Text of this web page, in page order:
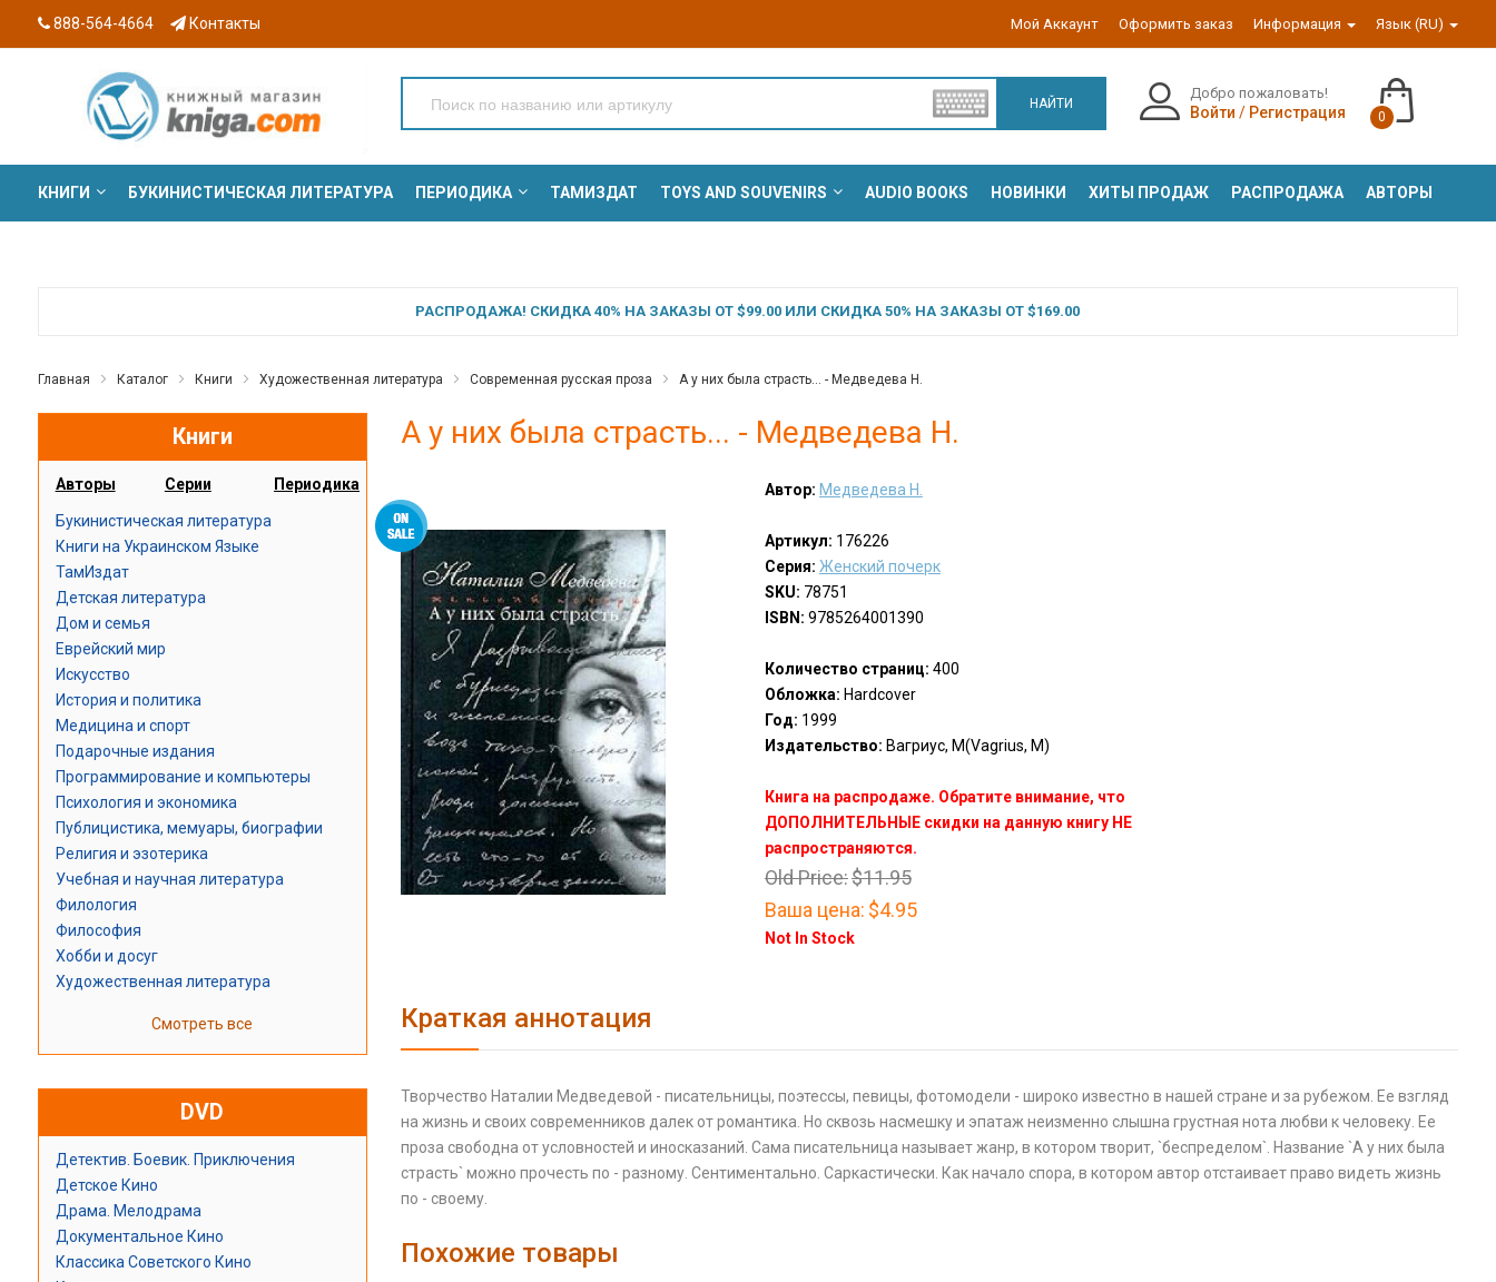
888-564-4664 Контакты Мой Аккаунт Оформить заказ Информация Язык (RU)
НАЙТИ
Добро пожаловать!
Войти / Регистрация 0
КНИГИ БУКИНИСТИЧЕСКАЯ ЛИТЕРАТУРА ПЕРИОДИКА ТАМИЗДАТ TOYS AND SOUVENIRS AUDIO BOOKS НОВИНКИ ХИТЫ ПРОДАЖ РАСПРОДАЖА АВТОРЫ
РАСПРОДАЖА! СКИДКА 40% НА ЗАКАЗЫ ОТ $99.00 ИЛИ СКИДКА 50% НА ЗАКАЗЫ ОТ $169.00
Главная Каталог Книги Художественная литература Современная русская проза А у них была страсть... - Медведева Н.
Книги
Авторы Серии Периодика
Букинистическая литература
Книги на Украинском Языке
ТамИздат
Детская литература
Дом и семья
Еврейский мир
Искусство
История и политика
Медицина и спорт
Подарочные издания
Программирование и компьютеры
Психология и экономика
Публицистика, мемуары, биографии
Религия и эзотерика
Учебная и научная литература
Филология
Философия
Хобби и досуг
Художественная литература
Смотреть все
DVD
Детектив. Боевик. Приключения
Детское Кино
Драма. Мелодрама
Документальное Кино
Классика Советского Кино
А у них была страсть... - Медведева Н.
Автор: Медведева Н.
Артикул: 176226
Серия: Женский почерк
SKU: 78751
ISBN: 9785264001390
Количество страниц: 400
Обложка: Hardcover
Год: 1999
Издательство: Вагриус, М(Vagrius, M)
Книга на распродаже. Обратите внимание, что
ДОПОЛНИТЕЛЬНЫЕ скидки на данную книгу НЕ
распространяются.
Old Price:$11.95
Ваша цена: $4.95
Not In Stock
Краткая аннотация
Творчество Наталии Медведевой - писательницы, поэтессы, певицы, фотомодели - широко известно в нашей стране и за рубежом. Ее взгляд
на жизнь и своих современников далек от романтика. Но сквозь насмешку и эпатаж неизменно слышна грустная нота любви к человеку. Ее
проза свободна от условностей и иносказаний. Сама писательница называет жанр, в котором творит, `беспределом`. Название `А у них была
страсть` можно прочесть по - разному. Сентиментально. Саркастически. Как начало спора, в котором автор отстаивает право видеть жизнь
по - своему.
Похожие товары